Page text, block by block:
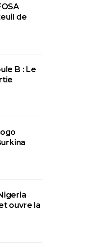
de
B : Le
ouvre la